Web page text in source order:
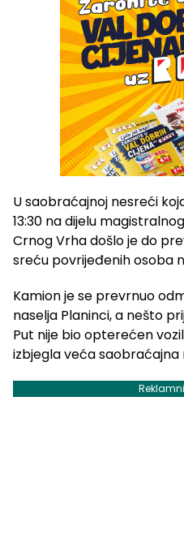
U saobraćajnoj nesreći
13:30 na dijelu
Crnog Vrha došlo je do
sreću povrijeđenih osoba
Kamion je se prevrnuo
naselja Planinci, a nešto
Put nije bio opterećen
izbjegla veća saobraćajna